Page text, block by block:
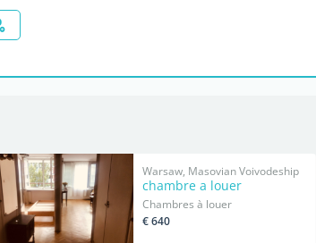
Warsaw, Masovian Voivodeship
chambre a louer
Chambres à louer
€ 640